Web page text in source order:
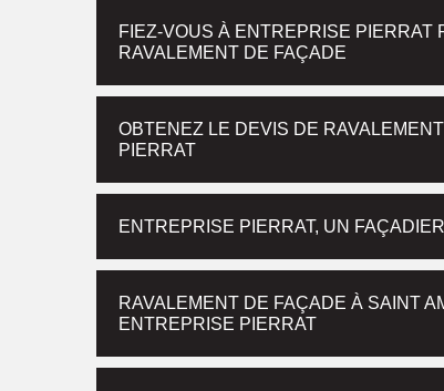
FIEZ-VOUS À ENTREPRISE PIERRAT
RAVALEMENT DE FAÇADE
OBTENEZ LE DEVIS DE
PIERRAT
ENTREPRISE PIERRAT, UN
RAVALEMENT DE FAÇADE À SAINT
ENTREPRISE PIERRAT